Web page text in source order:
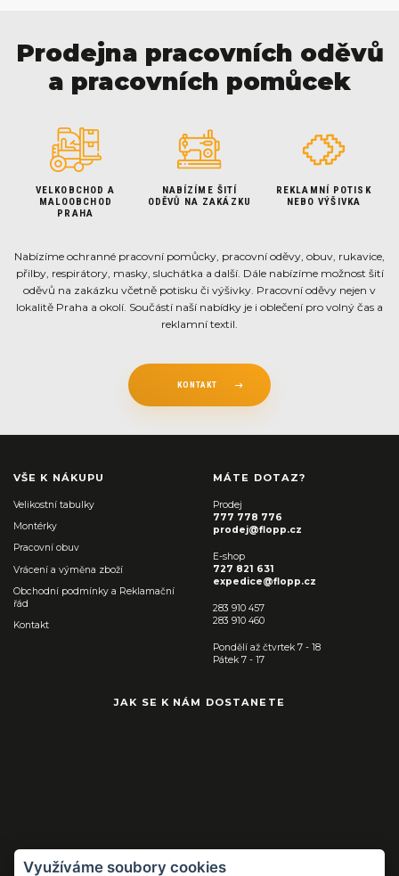
Prodejna pracovních oděvů
a pracovních pomůcek
VELKOBCHOD A
MALOOBCHOD
PRAHA
NABÍZÍME ŠITÍ
ODĚVŮ NA ZAKÁZKU
REKLAMNÍ POTISK
NEBO VÝŠIVKA
Nabízíme ochranné pracovní pomůcky, pracovní oděvy, obuv, rukavice,
přilby, respirátory, masky, sluchátka a další. Dále nabízíme možnost šití
oděvů na zakázku včetně potisku či výšivky. Pracovní oděvy nejen v
lokalitě Praha a okolí. Součástí naší nabídky je i oblečení pro volný čas a
reklamní textil.
KONTAKT
VŠE K NÁKUPU
Velikostní tabulky
Montérky
Pracovní obuv
Vrácení a výměna zboží
Obchodní podmínky a Reklamační
řád
Kontakt
MÁTE DOTAZ?
Prodej
777 778 776
prodej@flopp.cz
E-shop
727 821 631
expedice@flopp.cz
283 910 457
283 910 460
Pondělí až čtvrtek 7 - 18
Pátek 7 - 17
JAK SE K NÁM DOSTANETE
Využíváme soubory cookies